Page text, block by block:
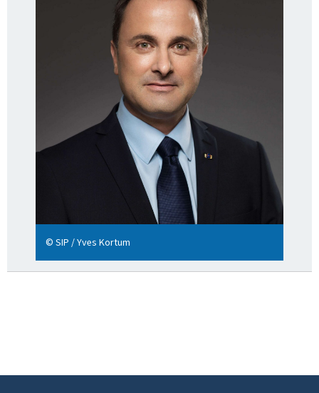
© SIP / Yves Kortum